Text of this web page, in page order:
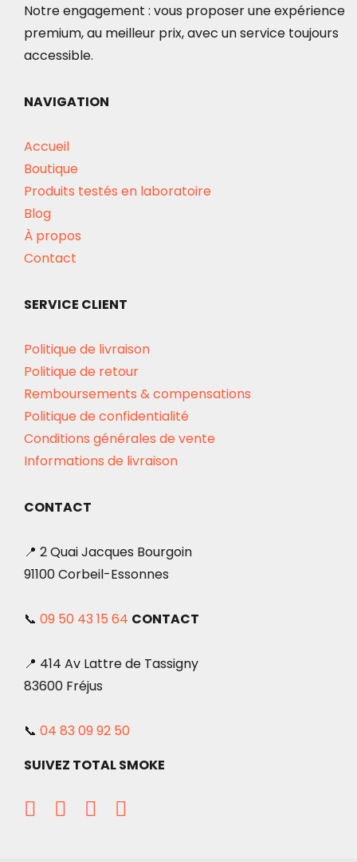
Notre engagement : vous proposer une expérience
premium, au meilleur prix, avec un service toujours
accessible.
NAVIGATION
Accueil
Boutique
Produits testés en laboratoire
Blog
À propos
Contact
SERVICE CLIENT
Politique de livraison
Politique de retour
Remboursements & compensations
Politique de confidentialité
Conditions générales de vente
Informations de livraison
CONTACT
📍 2 Quai Jacques Bourgoin
91100 Corbeil-Essonnes
📞 09 50 43 15 64 CONTACT
📍 414 Av Lattre de Tassigny
83600 Fréjus
📞 04 83 09 92 50
SUIVEZ TOTAL SMOKE